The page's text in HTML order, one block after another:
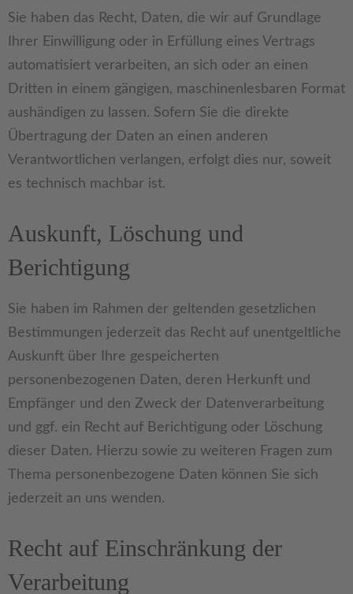
Sie haben das Recht, Daten, die wir auf Grundlage
Ihrer Einwilligung oder in Erfüllung eines Vertrags
automatisiert verarbeiten, an sich oder an einen
Dritten in einem gängigen, maschinenlesbaren Format
aushändigen zu lassen. Sofern Sie die direkte
Übertragung der Daten an einen anderen
Verantwortlichen verlangen, erfolgt dies nur, soweit
es technisch machbar ist.
Auskunft, Löschung und
Berichtigung
Sie haben im Rahmen der geltenden gesetzlichen
Bestimmungen jederzeit das Recht auf unentgeltliche
Auskunft über Ihre gespeicherten
personenbezogenen Daten, deren Herkunft und
Empfänger und den Zweck der Datenverarbeitung
und ggf. ein Recht auf Berichtigung oder Löschung
dieser Daten. Hierzu sowie zu weiteren Fragen zum
Thema personenbezogene Daten können Sie sich
jederzeit an uns wenden.
Recht auf Einschränkung der
Verarbeitung